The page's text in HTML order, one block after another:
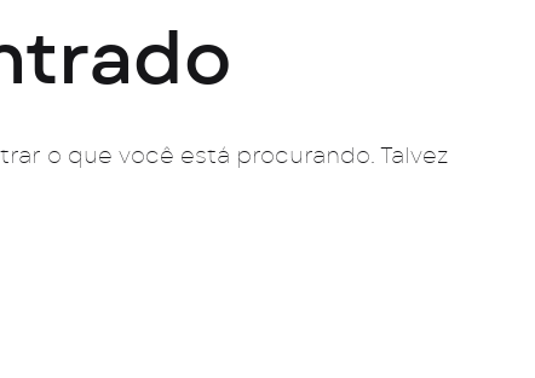
o que você está procurando. Talvez